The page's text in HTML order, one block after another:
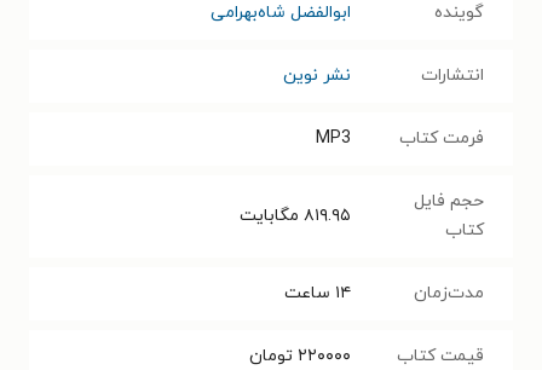
گوینده ابوالفضل شاه‌بهرامی
انتشارات نشر نوین
فرمت کتاب MP3
حجم فایل
کتاب
۸۱۹.۹۵ مگابایت
مدت‌زمان ۱۴ ساعت
قیمت کتاب ۲۲۰۰۰۰ تومان